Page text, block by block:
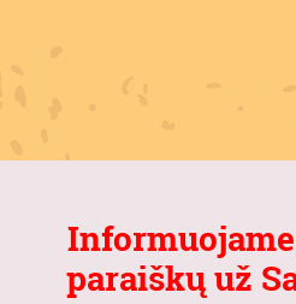
paraiškų už